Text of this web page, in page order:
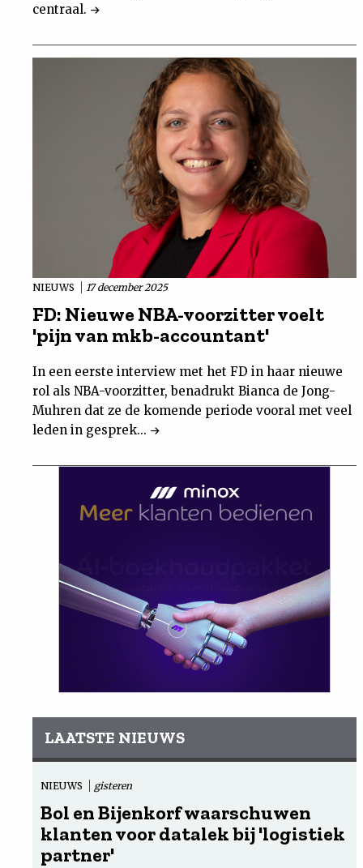
centraal.
NIEUWS 17 december 2025
FD: Nieuwe NBA-voorzitter voelt
'pijn van mkb-accountant'
In een eerste interview met het FD in haar nieuwe
rol als NBA-voorzitter, benadrukt Bianca de Jong-
Muhren dat ze de komende periode vooral met veel
leden in gesprek...
LAATSTE NIEUWS
NIEUWS gisteren
Bol en Bijenkorf waarschuwen
klanten voor datalek bij 'logistiek
partner'